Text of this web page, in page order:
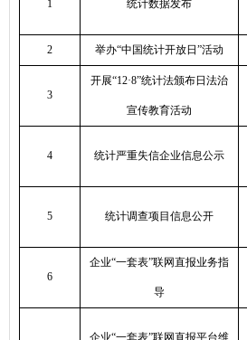
1 统计数据发布
2 举办“中国统计开放日”活动
3
开展“12·8”统计法颁布日法治
宣传教育活动
4 统计严重失信企业信息公示
5 统计调查项目信息公开
6
企业“一套表”联网直报业务指
导
企业“一套表”联网直报平台维